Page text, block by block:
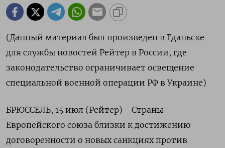
(Данный материал был произведен в Гданьске
для службы новостей Рейтер в России, где
законодательство ограничивает освещение
специальной военной операции РФ в Украине)
БРЮССЕЛЬ, 15 июл (Рейтер) - Страны
Европейского союза близки к достижению
договоренности о новых санкциях против